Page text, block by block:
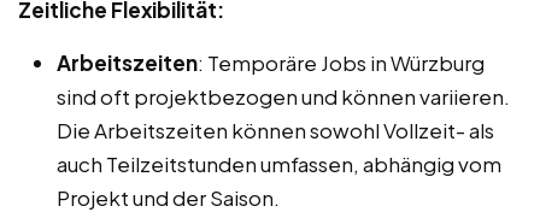
Zeitliche Flexibilität:
Arbeitszeiten: Temporäre Jobs in Würzburg
sind oft projektbezogen und können variieren.
Die Arbeitszeiten können sowohl Vollzeit- als
auch Teilzeitstunden umfassen, abhängig vom
Projekt und der Saison.